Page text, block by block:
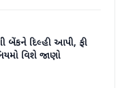
બેંકને દિલ્હી આપી, ફી
વિશે જાણો